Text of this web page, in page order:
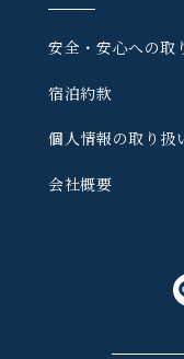
安全・安心への取
宿泊約款
個人情報の取り扱
会社概要